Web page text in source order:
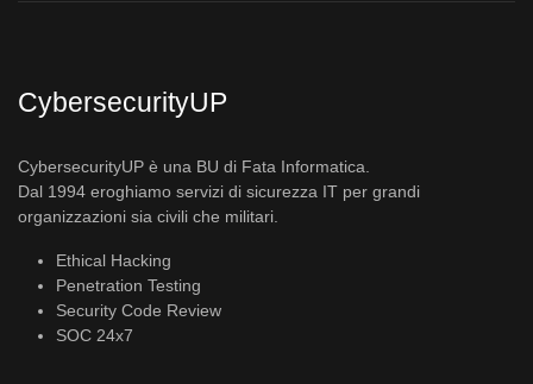
CybersecurityUP
CybersecurityUP è una BU di Fata Informatica.
Dal 1994 eroghiamo servizi di sicurezza IT per grandi
organizzazioni sia civili che militari.
Ethical Hacking
Penetration Testing
Security Code Review
SOC 24x7